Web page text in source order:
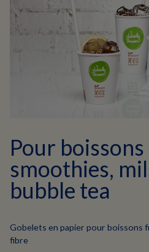
Pour
smoothies,
bubble tea
Gobelets en papier pour
fibre